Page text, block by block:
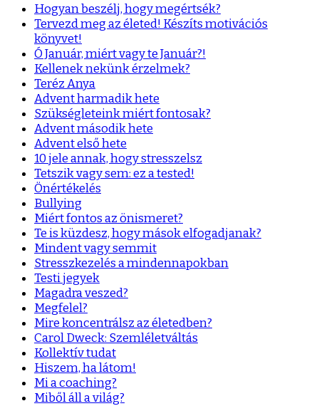
Hogyan beszélj, hogy megértsék?
Tervezd meg az életed! Készíts motivációs
könyvet!
Ó Január, miért vagy te Január?!
Kellenek nekünk érzelmek?
Teréz Anya
Advent harmadik hete
Szükségleteink miért fontosak?
Advent második hete
Advent első hete
10 jele annak, hogy stresszelsz
Tetszik vagy sem: ez a tested!
Önértékelés
Bullying
Miért fontos az önismeret?
Te is küzdesz, hogy mások elfogadjanak?
Mindent vagy semmit
Stresszkezelés a mindennapokban
Testi jegyek
Magadra veszed?
Megfelel?
Mire koncentrálsz az életedben?
Carol Dweck: Szemléletváltás
Kollektív tudat
Hiszem, ha látom!
Mi a coaching?
Miből áll a világ?